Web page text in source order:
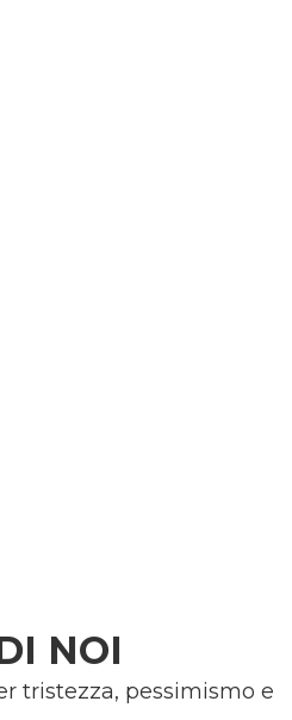
NOI
tristezza, pessimismo e